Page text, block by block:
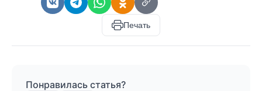
Печать
Понравилась статья?